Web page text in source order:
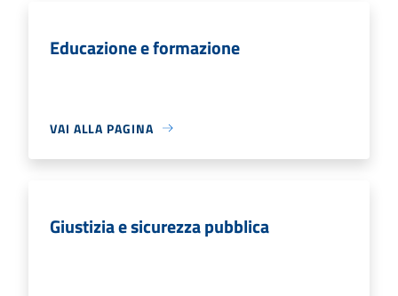
Educazione e formazione
VAI ALLA PAGINA
Giustizia e sicurezza pubblica